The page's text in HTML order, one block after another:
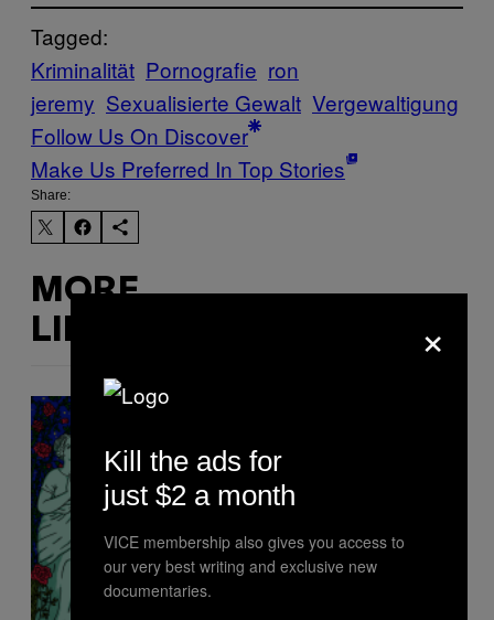
Tagged:
Kriminalität Pornografie ron
jeremy Sexualisierte Gewalt Vergewaltigung
Follow Us On Discover
Make Us Preferred In Top Stories
Share:
MORE
LIKE THIS
×
Kill the ads for
just $2 a month
VICE membership also gives you access to
our very best writing and exclusive new
documentaries.